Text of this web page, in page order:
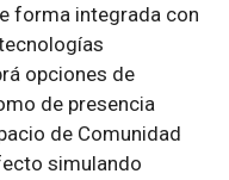
forma integrada con
opciones de
de presencia
de Comunidad
simulando